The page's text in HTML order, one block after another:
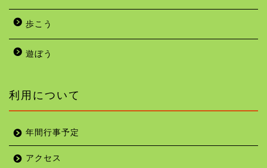
歩こう
遊ぼう
利用について
年間行事予定
アクセス